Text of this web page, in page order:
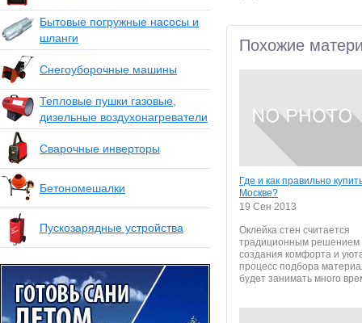
Бытовые погружные насосы и
шланги
Снегоуборочные машины
Тепловые пушки газовые,
дизельные воздухонагреватели
Сварочные инверторы
Бетономешалки
Пускозарядные устройства
Похожие
Где и как правильно
Москве?
19 Сен 2013
Оклейка стен считается
традиционным решением
создания комфорта и
процесс подбора
будет занимать много